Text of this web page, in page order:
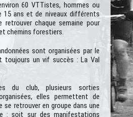
60 VTTistes, hommes ou
15 ans et de niveaux différents
chaque semaine pour
chemins forestiers.
sont organisées par le
toujours un vif succès : La Val
du club, plusieurs sorties
elles permettent de
se retrouver en groupe dans une
: soit sur des manifestations